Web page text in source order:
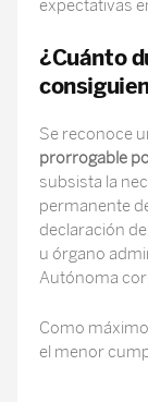
expectativas
¿Cuánto
Se reconoce
prorrogable
subsista la
permanente
declaración
u órgano
Autónoma
Como
el menor